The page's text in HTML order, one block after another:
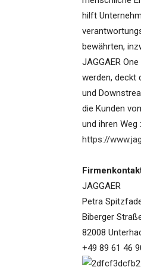
hilft
bewährten,
JAGGAER
werden, deckt
und
die Kunden
und ihren
https://
JAGGAER
Petra
Biberger
82008
+49 89 61 46